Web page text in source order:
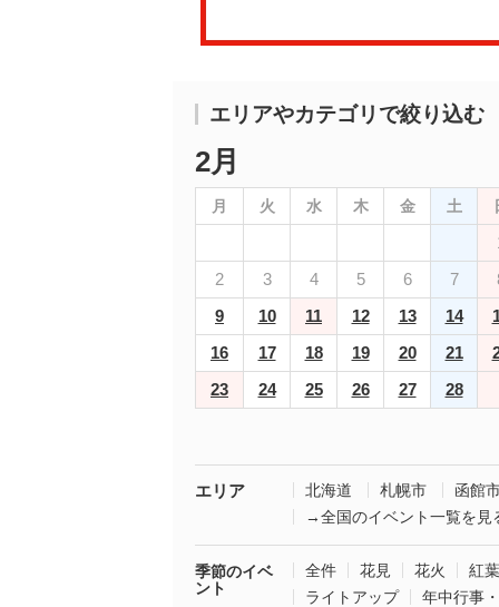
エリアやカテゴリで絞り込む
2月
月 火 水 木 金 土
2
3 4 5 6 7
9
10 11 12 13 14
16
17 18 19 20 21
23
24 25 26 27 28
エリア 北海道 札幌市
函館
→全国のイベント一覧を見
季節のイベ
ント
全件 花見 花火
紅葉
ライトアップ
年中行事